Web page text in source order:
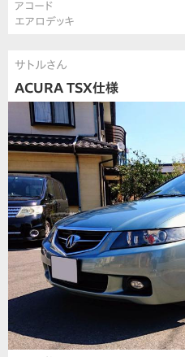
アコード
エアロデッキ
サトルさん
ACURA TSX仕様